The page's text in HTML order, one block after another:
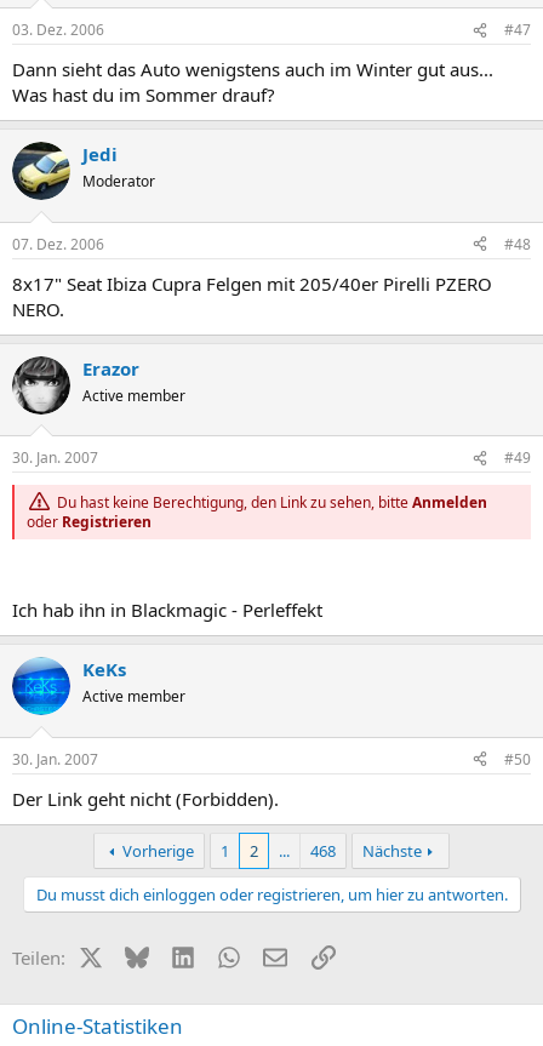
03. Dez. 2006 #47
Dann sieht das Auto wenigstens auch im Winter gut aus...
Was hast du im Sommer drauf?
Jedi
Moderator
07. Dez. 2006 #48
8x17" Seat Ibiza Cupra Felgen mit 205/40er Pirelli PZERO
NERO.
Erazor
Active member
30. Jan. 2007 #49
Du hast keine Berechtigung, den Link zu sehen, bitteAnmelden
oder Registrieren
Ich hab ihn in Blackmagic - Perleffekt
KeKs
Active member
30. Jan. 2007 #50
Der Link geht nicht (Forbidden).
Vorherige 1 2 ... 468
Nächste
Du musst dich einloggen oder registrieren, um hier zu antworten.
Teilen: X (Twitter)
BlueskyLinkedInWhatsApp
E-MailLink
Online-Statistiken